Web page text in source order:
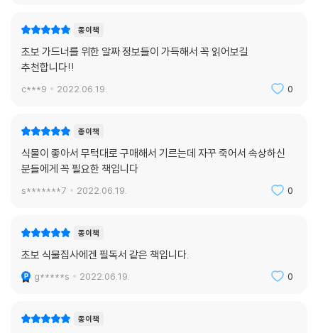
종이책
초보 가드너를 위한 알짜 정보들이 가득해서 꼭 읽어보길
추천합니다!!
c***9 2022.06.19. 0
종이책
식물이 좋아서 무턱대로 구매해서 기르는데 자꾸 죽어서 속상하신
분들에게 꼭 필요한 책입니다
s*******7 2022.06.19. 0
종이책
초보 식물집사에겐 필독서 같은 책입니다.
g*****s 2022.06.19. 0
종이책